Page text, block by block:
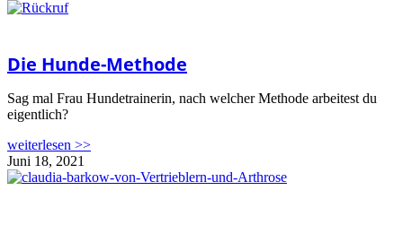
Die Hunde-Methode
Sag mal Frau Hundetrainerin, nach welcher Methode arbeitest du
eigentlich?
weiterlesen >>
Juni 18, 2021